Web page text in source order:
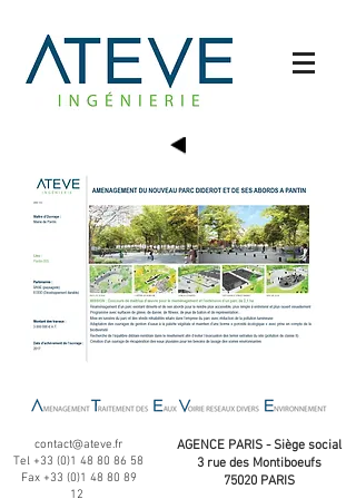
contact@ateve.fr
Tel +33 (0)1 48 80 86 58
Fax +33 (0)1 48 80 89
12
AGENCE PARIS - Siège social
3 rue des Montiboeufs
75020 PARIS